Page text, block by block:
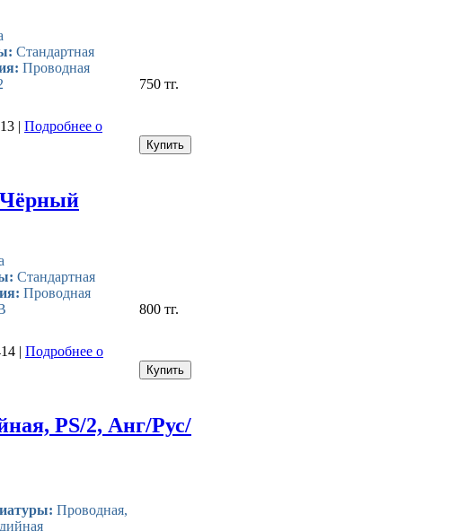
Стандартная
Проводная
750 тг.
| Подробнее о
Чёрный
Стандартная
Проводная
800 тг.
| Подробнее о
PS/2, Анг/Рус/
Проводная,